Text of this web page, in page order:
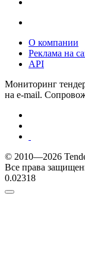
О компании
Реклама на
API
Мониторинг
на e-mail.
© 2010—2026
Все права
0.02318